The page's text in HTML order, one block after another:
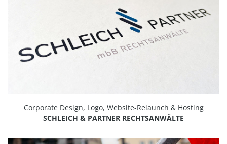
Corporate Design, Logo, Website-Relaunch & Hosting
SCHLEICH & PARTNER RECHTSANWÄLTE